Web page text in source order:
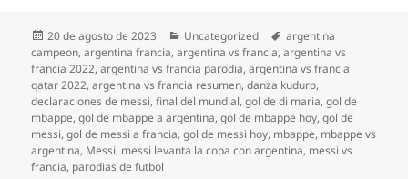
Publicado
el
20 de agosto de 2023 Categorías
Uncategorized Etiquetas
argentina
campeon,argentina francia,argentina vs francia,argentina vs
francia 2022,argentina vs francia parodia,argentina vs francia
qatar 2022,argentina vs francia resumen,danza kuduro,
declaraciones de messi,final del mundial,gol de di maria,gol de
mbappe,gol de mbappe a argentina,gol de mbappe hoy,gol de
messi,gol de messi a francia,gol de messi hoy, mbappe, mbappe vs
argentina, Messi, messi levanta la copa con argentina, messi vs
francia, parodias de futbol